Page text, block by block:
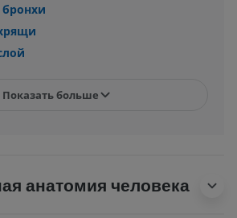
Показать больше
анатомия человека